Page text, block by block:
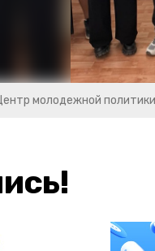
молодежной политики